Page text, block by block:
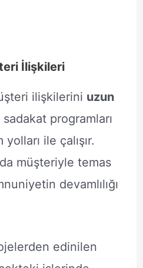
İlişkileri
ilişkilerini uzun
programları
ile çalışır.
müşteriyle temas
devamlılığı
edinilen